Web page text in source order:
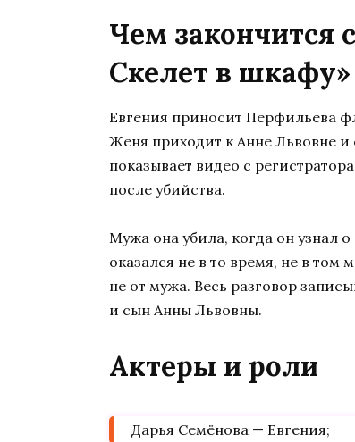
Чем закончится
Скелет в шкафу»
Евгения приносит Перфильева
Женя приходит к Анне Львовне и
показывает видео с
после убийства.
Мужа она убила, когда он узнал о
оказался не в то время, не в том
не от мужа. Весь разговор
и сын Анны Львовны.
Актеры и роли
Дарья Семёнова — Евгения;